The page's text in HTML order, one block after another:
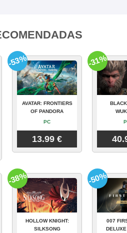
AVATAR: FRONTIERS
OF PANDORA
PC
13.99 €
-53% -31%
HOLLOW KNIGHT:
SILKSONG
-38%
007
-50%